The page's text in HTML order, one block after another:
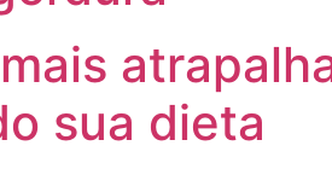
sua dieta